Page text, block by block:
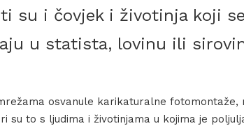
su i čovjek i životinja koji
u statista, lovinu ili
osvanule karikaturalne fotomontaže,
su to s ljudima i životinjama u kojima je